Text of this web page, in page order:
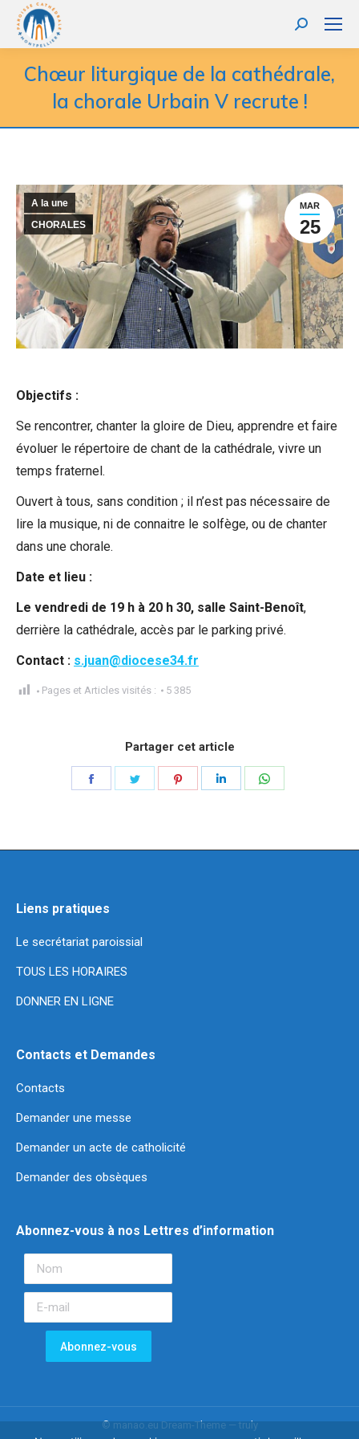
Recherche
:
Chœur liturgique de la cathédrale,
la chorale Urbain V recrute !
MAR
25
A la une
CHORALES
Objectifs :
Se rencontrer, chanter la gloire de Dieu, apprendre et faire
évoluer le répertoire de chant de la cathédrale, vivre un
temps fraternel.
Ouvert à tous, sans condition ; il n’est pas nécessaire de
lire la musique, ni de connaitre le solfège, ou de chanter
dans une chorale.
Date et lieu :
Le vendredi de 19 h à 20 h 30, salle Saint-Benoît,
derrière la cathédrale, accès par le parking privé.
Contact : s.juan@diocese34.fr
Pages et Articles visités : 5 385
Partager cet article
Partager Partager
Partager
Partager
Liens pratiques
Le secrétariat paroissial
TOUS LES HORAIRES
DONNER EN LIGNE
Contacts et Demandes
Contacts
Demander une messe
Demander un acte de catholicité
Demander des obsèques
Abonnez-vous à nos Lettres d’information
© manao.eu Dream-Theme — truly